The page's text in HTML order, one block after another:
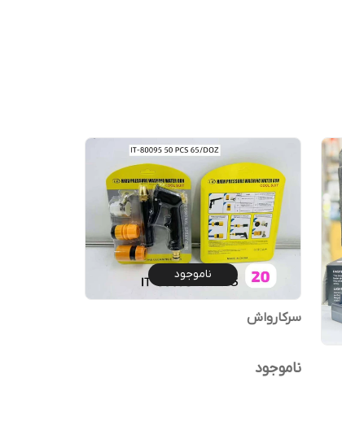
ناموجود
سرکارواش
ناموجود